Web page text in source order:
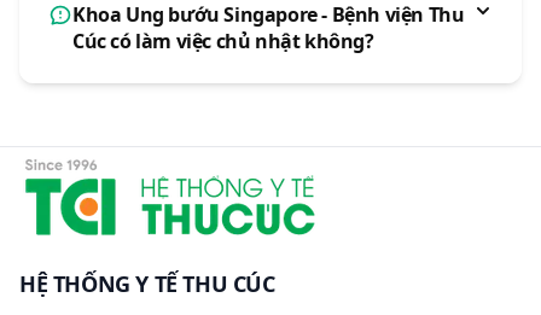
Khoa Ung bướu Singapore - Bệnh viện Thu
Cúc có làm việc chủ nhật không?
HỆ THỐNG Y TẾ THU CÚC